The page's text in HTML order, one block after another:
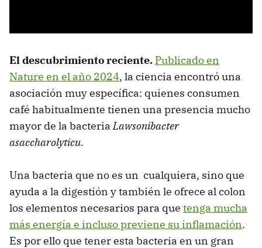
El descubrimiento reciente. Publicado en
Nature en el año 2024, la ciencia encontró una
asociación muy específica: quienes consumen
café habitualmente tienen una presencia mucho
mayor de la bacteriaLawsonibacter
asaccharolyticu.
Una bacteria que no es un cualquiera, sino que
ayuda a la digestión y también le ofrece al colon
los elementos necesarios para que tenga mucha
más energía e incluso previene su inflamación.
Es por ello que tener esta bacteria en un gran